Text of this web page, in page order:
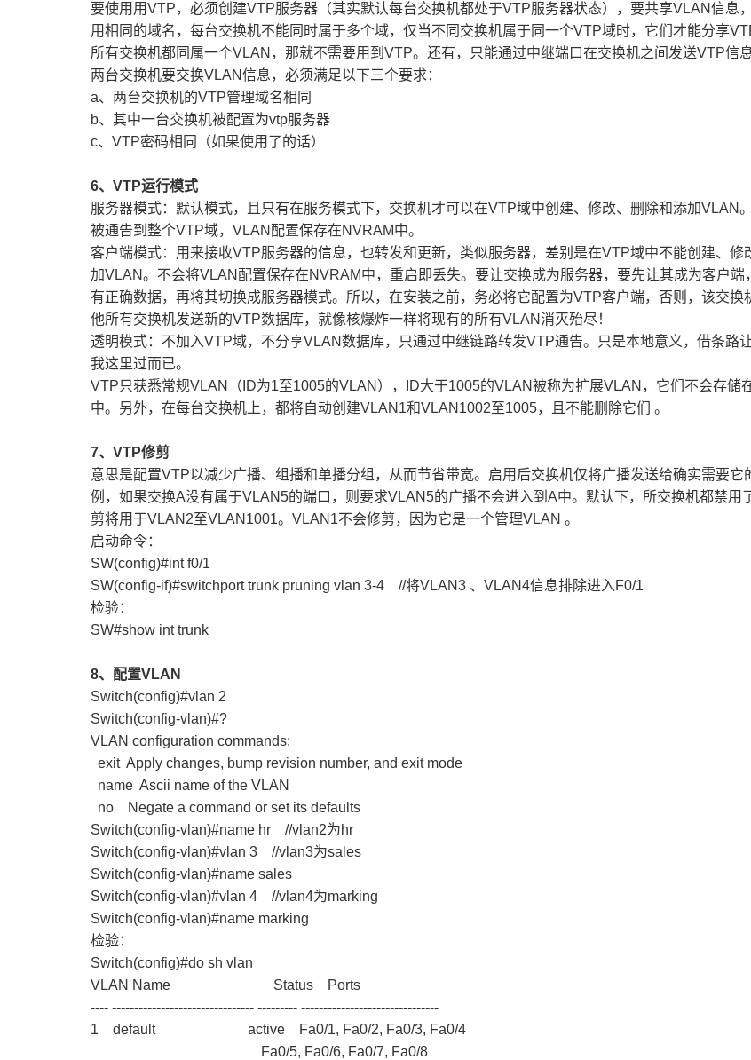
要使用用VTP，必须创建VTP服务器（其实默认每台交换机都处于VTP服务器状态），要共享VLAN信息
用相同的域名，每台交换机不能同时属于多个域，仅当不同交换机属于同一个VTP域时，它们才能分享
所有交换机都同属一个VLAN，那就不需要用到VTP。还有，只能通过中继端口在交换机之间发送VTP信息
两台交换机要交换VLAN信息，必须满足以下三个要求：
a、两台交换机的VTP管理域名相同
b、其中一台交换机被配置为vtp服务器
c、VTP密码相同（如果使用了的话）
6、VTP运行模式
服务器模式：默认模式，且只有在服务模式下，交换机才可以在VTP域中创建、修改、删除和添加VLAN
被通告到整个VTP域，VLAN配置保存在NVRAM中。
客户端模式：用来接收VTP服务器的信息，也转发和更新，类似服务器，差别是在VTP域中不能创建、修
加VLAN。不会将VLAN配置保存在NVRAM中，重启即丢失。要让交换成为服务器，要先让其成为客户端
有正确数据，再将其切换成服务器模式。所以，在安装之前，务必将它配置为VTP客户端，否则，该交换
他所有交换机发送新的VTP数据库，就像核爆炸一样将现有的所有VLAN消灭殆尽！
透明模式：不加入VTP域，不分享VLAN数据库，只通过中继链路转发VTP通告。只是本地意义，借条路
我这里过而已。
VTP只获悉常规VLAN（ID为1至1005的VLAN），ID大于1005的VLAN被称为扩展VLAN，它们不会存储
中。另外，在每台交换机上，都将自动创建VLAN1和VLAN1002至1005，且不能删除它们 。
7、VTP修剪
意思是配置VTP以减少广播、组播和单播分组，从而节省带宽。启用后交换机仅将广播发送给确实需要它
例，如果交换A没有属于VLAN5的端口，则要求VLAN5的广播不会进入到A中。默认下，所交换机都禁用
剪将用于VLAN2至VLAN1001。VLAN1不会修剪，因为它是一个管理VLAN 。
启动命令：
SW(config)#int f0/1
SW(config-if)#switchport trunk pruning vlan 3-4 //将VLAN3 、VLAN4信息排除进入F0/1
检验：
SW#show int trunk
8、配置VLAN
Switch(config)#vlan 2
Switch(config-vlan)#?
VLAN configuration commands:
exit Apply changes, bump revision number, and exit mode
name Ascii name of the VLAN
no Negate a command or set its defaults
Switch(config-vlan)#name hr //vlan2为hr
Switch(config-vlan)#vlan 3 //vlan3为sales
Switch(config-vlan)#name sales
Switch(config-vlan)#vlan 4 //vlan4为marking
Switch(config-vlan)#name marking
检验：
Switch(config)#do sh vlan
VLAN Name Status Ports
---- -------------------------------- --------- -------------------------------
1 default active Fa0/1, Fa0/2, Fa0/3, Fa0/4
Fa0/5, Fa0/6, Fa0/7, Fa0/8